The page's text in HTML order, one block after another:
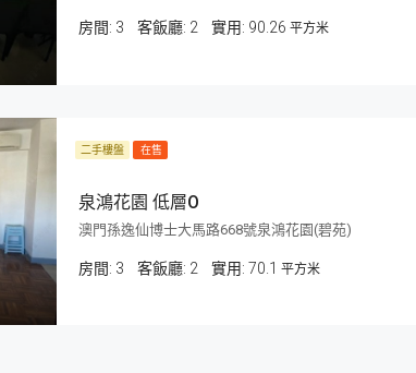
房間: 3 客飯廳: 2 90.26 平方米
二手樓盤 在售
泉鴻花園 低層O
澳門孫逸仙博士大馬路668號泉鴻花園(碧苑)
房間: 3 客飯廳: 2 70.1 平方米